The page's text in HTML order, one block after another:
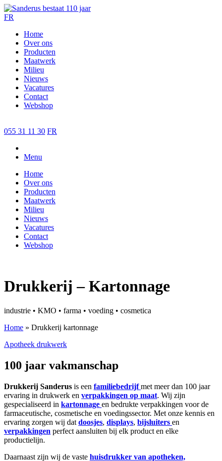
FR
Home
Over ons
Producten
Maatwerk
Milieu
Nieuws
Vacatures
Contact
Webshop
055 31 11 30 FR
Menu
Home
Over ons
Producten
Maatwerk
Milieu
Nieuws
Vacatures
Contact
Webshop
Drukkerij – Kartonnage
industrie • KMO • farma • voeding • cosmetica
Home » Drukkerij kartonnage
Apotheek drukwerk
100 jaar vakmanschap
Drukkerij Sanderus is een familiebedrijf met meer dan 100 jaar
ervaring in drukwerk en verpakkingen op maat. Wij zijn
gespecialiseerd in kartonnage en bedrukte verpakkingen voor de
farmaceutische, cosmetische en voedingssector. Met onze kennis en
ervaring zorgen wij dat doosjes, displays, bijsluiters en
verpakkingen perfect aansluiten bij elk product en elke
productielijn.
Daarnaast zijn wij de vaste huisdrukker van apotheken,